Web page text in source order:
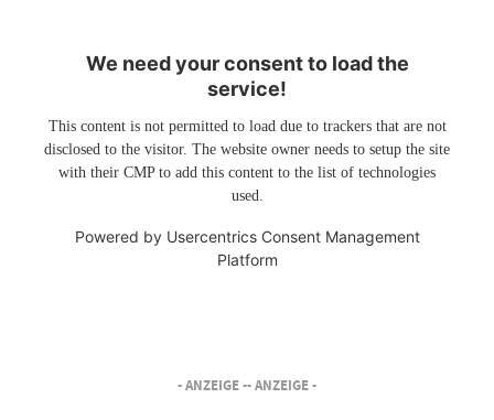
We need your consent to load the
service!
This content is not permitted to load due to trackers that are not
disclosed to the visitor. The website owner needs to setup the site
with their CMP to add this content to the list of technologies
used.
Powered by Usercentrics Consent Management
Platform
- ANZEIGE -- ANZEIGE -